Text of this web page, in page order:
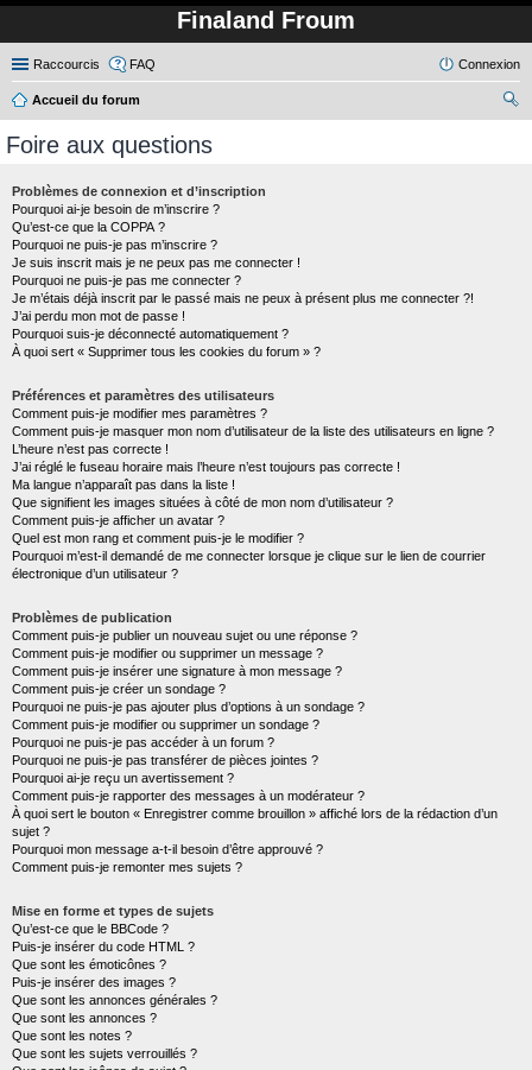
Finaland Froum
Raccourcis FAQ Connexion
Accueil du forum
Foire aux questions
Problèmes de connexion et d’inscription
Pourquoi ai-je besoin de m’inscrire ?
Qu’est-ce que la COPPA ?
Pourquoi ne puis-je pas m’inscrire ?
Je suis inscrit mais je ne peux pas me connecter !
Pourquoi ne puis-je pas me connecter ?
Je m’étais déjà inscrit par le passé mais ne peux à présent plus me connecter ?!
J’ai perdu mon mot de passe !
Pourquoi suis-je déconnecté automatiquement ?
À quoi sert « Supprimer tous les cookies du forum » ?
Préférences et paramètres des utilisateurs
Comment puis-je modifier mes paramètres ?
Comment puis-je masquer mon nom d’utilisateur de la liste des utilisateurs en ligne ?
L’heure n’est pas correcte !
J’ai réglé le fuseau horaire mais l’heure n’est toujours pas correcte !
Ma langue n’apparaît pas dans la liste !
Que signifient les images situées à côté de mon nom d’utilisateur ?
Comment puis-je afficher un avatar ?
Quel est mon rang et comment puis-je le modifier ?
Pourquoi m’est-il demandé de me connecter lorsque je clique sur le lien de courrier
électronique d’un utilisateur ?
Problèmes de publication
Comment puis-je publier un nouveau sujet ou une réponse ?
Comment puis-je modifier ou supprimer un message ?
Comment puis-je insérer une signature à mon message ?
Comment puis-je créer un sondage ?
Pourquoi ne puis-je pas ajouter plus d’options à un sondage ?
Comment puis-je modifier ou supprimer un sondage ?
Pourquoi ne puis-je pas accéder à un forum ?
Pourquoi ne puis-je pas transférer de pièces jointes ?
Pourquoi ai-je reçu un avertissement ?
Comment puis-je rapporter des messages à un modérateur ?
À quoi sert le bouton « Enregistrer comme brouillon » affiché lors de la rédaction d’un
sujet ?
Pourquoi mon message a-t-il besoin d’être approuvé ?
Comment puis-je remonter mes sujets ?
Mise en forme et types de sujets
Qu’est-ce que le BBCode ?
Puis-je insérer du code HTML ?
Que sont les émoticônes ?
Puis-je insérer des images ?
Que sont les annonces générales ?
Que sont les annonces ?
Que sont les notes ?
Que sont les sujets verrouillés ?